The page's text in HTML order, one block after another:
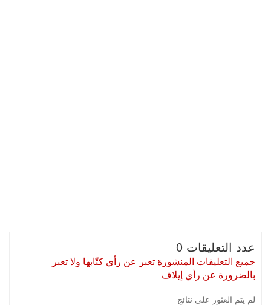
عدد التعليقات 0
جميع التعليقات المنشورة تعبر عن رأي كتّابها ولا تعبر
بالضرورة عن رأي إيلاف
لم يتم العثور على نتائج